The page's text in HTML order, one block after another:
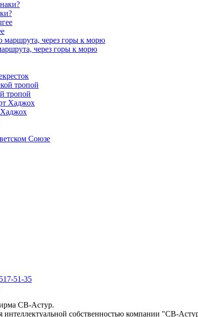
через горы к морю
тропой
Хаджох
Союзе
51-35
СВ-Астур.
интеллектуальной собственностью компании "СВ-